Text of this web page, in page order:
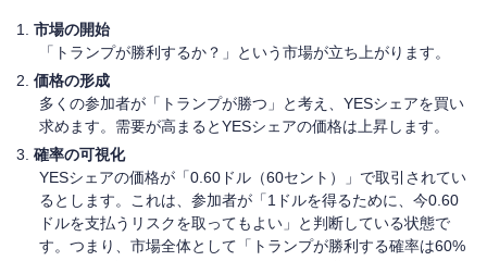
市場の開始
「トランプが勝利するか？」という市場が立ち上がります。
価格の形成
多くの参加者が「トランプが勝つ」と考え、YESシェアを買い
求めます。需要が高まるとYESシェアの価格は上昇します。
確率の可視化
YESシェアの価格が「0.60ドル（60セント）」で取引されてい
るとします。これは、参加者が「1ドルを得るために、今0.60
ドルを支払うリスクを取ってもよい」と判断している状態で
す。つまり、市場全体として「トランプが勝利する確率は60%